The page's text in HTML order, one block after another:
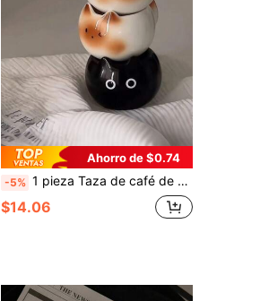
Ahorro de $0.74
-5% 1 pieza Taza de café de cerámica pequeña (180ml-200ml) con diseño de gato siamés adorable - Taza de latte de alta calidad, decoración del hogar creativa, regalo de inauguración de casa, regalo de cumpleaños, suministros para fiestas y regalo de pareja
$14.06